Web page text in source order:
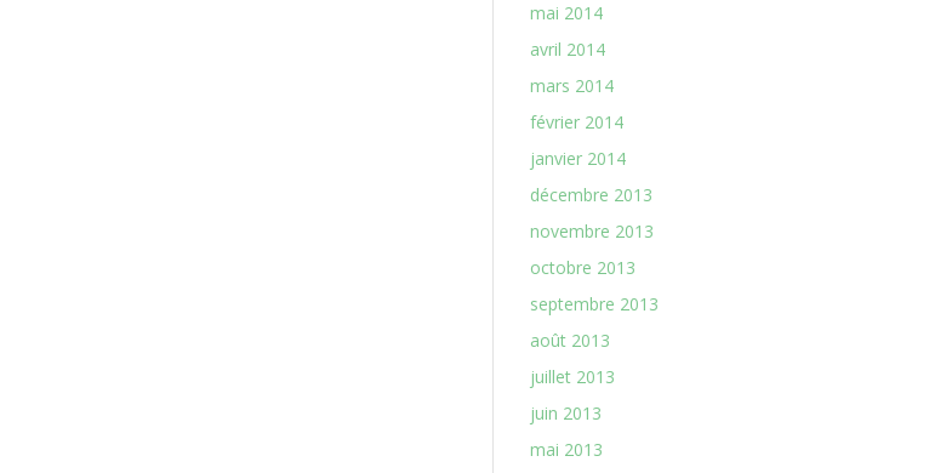
mai 2014
avril 2014
mars 2014
février 2014
janvier 2014
décembre 2013
novembre 2013
octobre 2013
septembre 2013
août 2013
juillet 2013
juin 2013
mai 2013